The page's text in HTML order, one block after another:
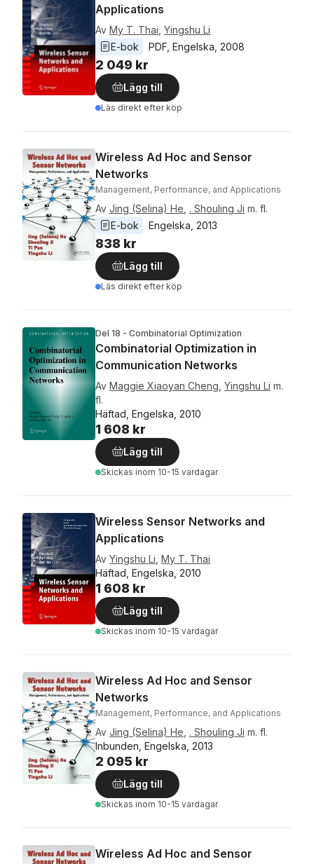
Applications
Av My T. Thai Yingshu Li
E-bok
PDF Engelska 2008
2 049 kr
Lägg till
Läs direkt efter köp
Wireless Ad Hoc and Sensor
Networks
Management, Performance, and Applications
Av Jing (Selina) He . Shouling Ji m. fl.
E-bok
Engelska 2013
838 kr
Lägg till
Läs direkt efter köp
Del 18 - Combinatorial Optimization
Combinatorial Optimization in
Communication Networks
Av Maggie Xiaoyan Cheng Yingshu Li m.
fl.
Häftad, Engelska, 2010
1 608 kr
Lägg till
Skickas inom 10-15 vardagar
Wireless Sensor Networks and
Applications
Av Yingshu Li My T. Thai
Häftad, Engelska, 2010
1 608 kr
Lägg till
Skickas inom 10-15 vardagar
Wireless Ad Hoc and Sensor
Networks
Management, Performance, and Applications
Av Jing (Selina) He . Shouling Ji m. fl.
Inbunden, Engelska, 2013
2 095 kr
Lägg till
Skickas inom 10-15 vardagar
Wireless Ad Hoc and Sensor